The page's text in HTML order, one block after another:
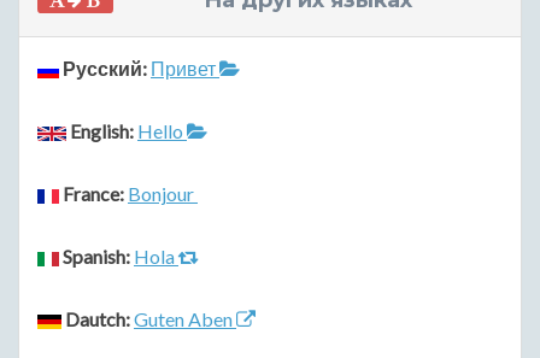
Русский: Привет
English: Hello
France: Bonjour
Spanish: Hola
Dautch:Guten Aben